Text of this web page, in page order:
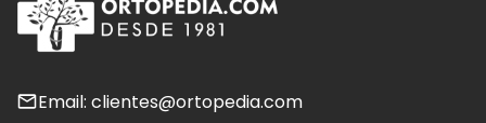
Email: clientes@ortopedia.com